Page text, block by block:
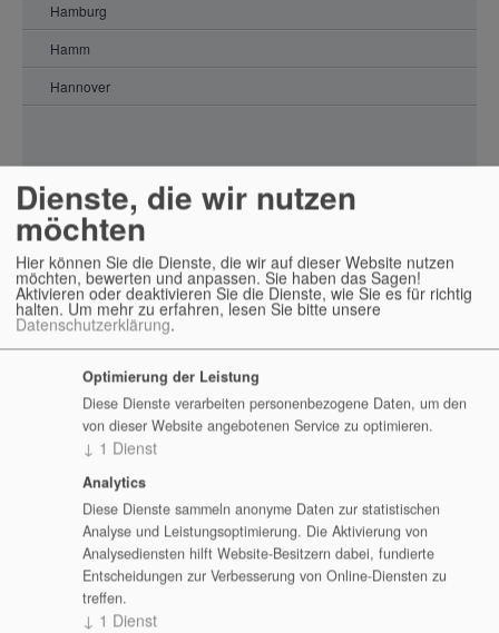
Willkommen in Magdeburg
Adresse:
Hegelstraße 41
39104 Magdeburg
Tel.: +49 (221) 74740055
Magdeburg@Seminar-Experts.de
Unsere Seminarzeiten:
1. Tag:10:00 Uhr – 16:30 Uhr
ab 2. Tag:09:00 Uhr -16:00 Uhr
Hamburg
Hamm
Hannover
Kassel
Köln
Konstanz
Leipzig
Luxembourg
Magdeburg
Mainz
München
Nürnberg
Paderborn
Potsdam
Regensburg
Dienste, die wir nutzen
möchten
Hier können Sie die Dienste, die wir auf dieser Website nutzen
möchten, bewerten und anpassen. Sie haben das Sagen!
Aktivieren oder deaktivieren Sie die Dienste, wie Sie es für richtig
halten. Um mehr zu erfahren, lesen Sie bitte unsere
Datenschutzerklärung.
Optimierung der Leistung
Diese Dienste verarbeiten personenbezogene Daten, um den
von dieser Website angebotenen Service zu optimieren.
↓ 1 Dienst
Analytics
Diese Dienste sammeln anonyme Daten zur statistischen
Analyse und Leistungsoptimierung. Die Aktivierung von
Analysediensten hilft Website-Besitzern dabei, fundierte
Entscheidungen zur Verbesserung von Online-Diensten zu
treffen.
↓ 1 Dienst